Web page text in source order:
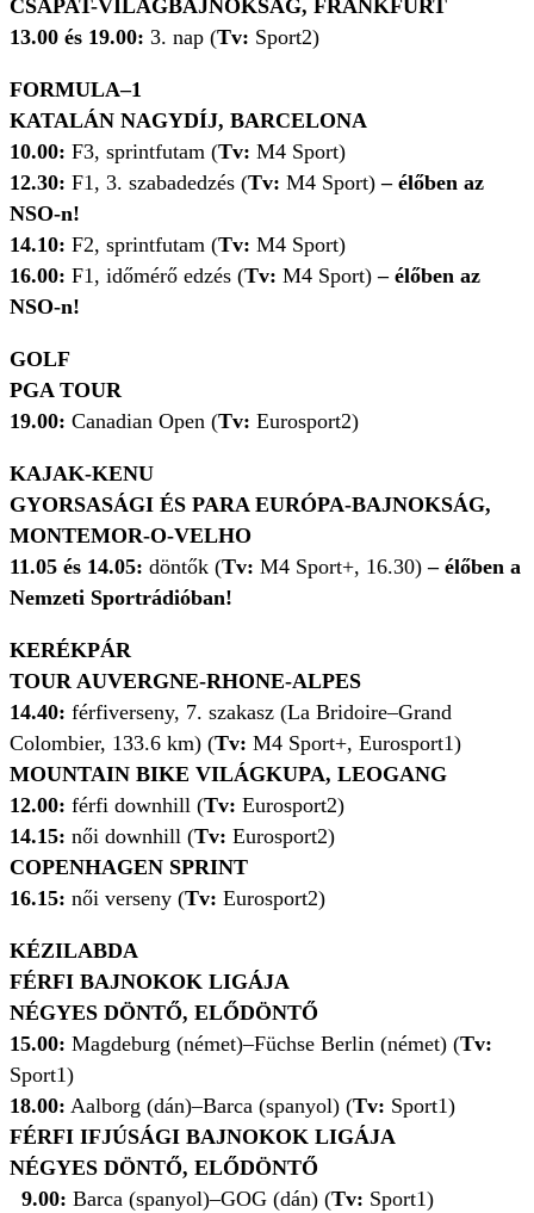
CSAPAT-VILÁGBAJNOKSÁG, FRANKFURT
13.00 és 19.00: 3. nap (Tv: Sport2)
FORMULA–1
KATALÁN NAGYDÍJ, BARCELONA
10.00: F3, sprintfutam (Tv: M4 Sport)
12.30: F1, 3. szabadedzés (Tv: M4 Sport)– élőben az
NSO-n!
14.10: F2, sprintfutam (Tv: M4 Sport)
16.00: F1, időmérő edzés (Tv: M4 Sport)– élőben az
NSO-n!
GOLF
PGA TOUR
19.00: Canadian Open (Tv: Eurosport2)
KAJAK-KENU
GYORSASÁGI ÉS PARA EURÓPA-BAJNOKSÁG,
MONTEMOR-O-VELHO
11.05 és 14.05: döntők (Tv: M4 Sport+, 16.30)– élőben a
Nemzeti Sportrádióban!
KERÉKPÁR
TOUR AUVERGNE-RHONE-ALPES
14.40: férfiverseny, 7. szakasz (La Bridoire–Grand
Colombier, 133.6 km) (Tv: M4 Sport+, Eurosport1)
MOUNTAIN BIKE VILÁGKUPA, LEOGANG
12.00: férfi downhill (Tv: Eurosport2)
14.15: női downhill (Tv: Eurosport2)
COPENHAGEN SPRINT
16.15: női verseny (Tv: Eurosport2)
KÉZILABDA
FÉRFI BAJNOKOK LIGÁJA
NÉGYES DÖNTŐ, ELŐDÖNTŐ
15.00: Magdeburg (német)–Füchse Berlin (német) (Tv:
Sport1)
18.00: Aalborg (dán)–Barca (spanyol) (Tv: Sport1)
FÉRFI IFJÚSÁGI BAJNOKOK LIGÁJA
NÉGYES DÖNTŐ, ELŐDÖNTŐ
9.00: Barca (spanyol)–GOG (dán) (Tv: Sport1)